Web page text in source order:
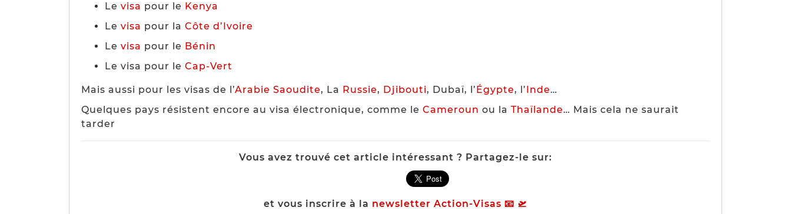
Le visa pour le Kenya
Le visa pour la Côte d’Ivoire
Le visa pour le Bénin
Le visa pour le Cap-Vert
Mais aussi pour les visas de l’Arabie Saoudite, La Russie, Djibouti, Dubaï, l’Égypte, l’Inde…
Quelques pays résistent encore au visa électronique, comme le Cameroun ou la Thaïlande… Mais cela ne saurait
tarder
Vous avez trouvé cet article intéressant ? Partagez-le sur:
et vous inscrire à la newsletter Action-Visas 📧 🛫